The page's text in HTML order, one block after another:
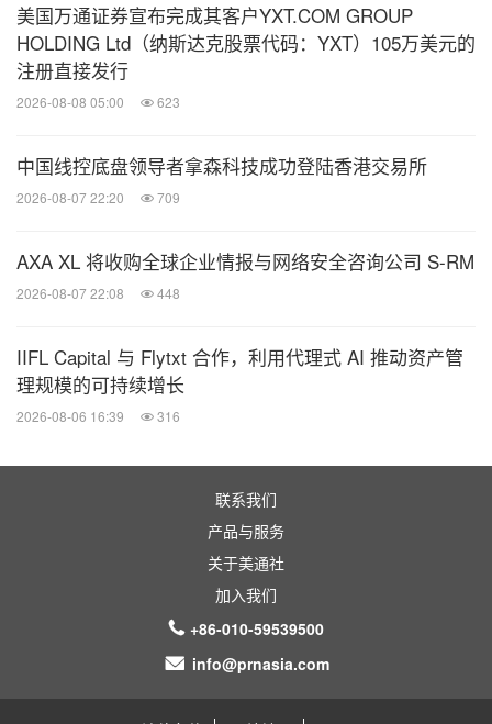
地方都得到提升。作为奥运会和残奥会的全球合作伙
伴，Visa希望借助这一体育盛事，为奥运举办地的经
济发展做出贡献。在中国妇女发展基金会、北京体育
能够推动京津冀地区的一体化发展，而我们也期待为
更多女性小微企业家带来能力提升，帮助她们对接冬
势，与合作伙伴持续赋能女性小微企业，为当地社区
的包容与可持续发展贡献价值。”
女性小微企业创业代表，前短道速滑世锦赛冠军肖涵
分享创业心得
美国万通证券宣布完成其客户YXT.COM GROUP
HOLDING Ltd（纳斯达克股票代码：YXT）105万美元的
注册直接发行
2026-08-08 05:00 623
中国线控底盘领导者拿森科技成功登陆香港交易所
2026-08-07 22:20 709
AXA XL 将收购全球企业情报与网络安全咨询公司 S-RM
2026-08-07 22:08 448
IIFL Capital 与 Flytxt 合作，利用代理式 AI 推动资产管
理规模的可持续增长
2026-08-06 16:39 316
联系我们
产品与服务
关于美通社
加入我们
+86-010-59539500
info@prnasia.com